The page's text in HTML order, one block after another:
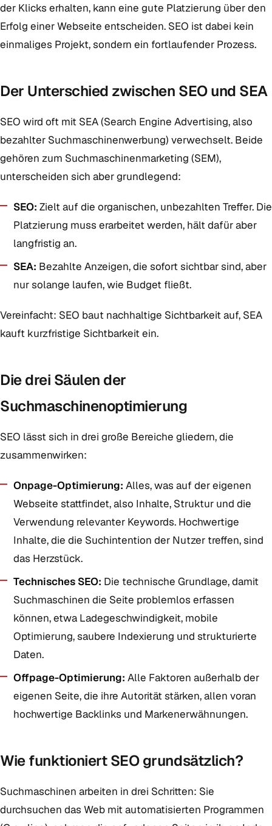
der Klicks erhalten, kann eine gute Platzierung über den
Erfolg einer Webseite entscheiden. SEO ist dabei kein
einmaliges Projekt, sondern ein fortlaufender Prozess.
Der Unterschied zwischen SEO und SEA
SEO wird oft mit SEA (Search Engine Advertising, also
bezahlter Suchmaschinenwerbung) verwechselt. Beide
gehören zum Suchmaschinenmarketing (SEM),
unterscheiden sich aber grundlegend:
SEO: Zielt auf die organischen, unbezahlten Treffer. Die
Platzierung muss erarbeitet werden, hält dafür aber
langfristig an.
SEA: Bezahlte Anzeigen, die sofort sichtbar sind, aber
nur solange laufen, wie Budget fließt.
Vereinfacht: SEO baut nachhaltige Sichtbarkeit auf, SEA
kauft kurzfristige Sichtbarkeit ein.
Die drei Säulen der
Suchmaschinenoptimierung
SEO lässt sich in drei große Bereiche gliedern, die
zusammenwirken:
Onpage-Optimierung: Alles, was auf der eigenen
Webseite stattfindet, also Inhalte, Struktur und die
Verwendung relevanter Keywords. Hochwertige
Inhalte, die die Suchintention der Nutzer treffen, sind
das Herzstück.
Technisches SEO: Die technische Grundlage, damit
Suchmaschinen die Seite problemlos erfassen
können, etwa Ladegeschwindigkeit, mobile
Optimierung, saubere Indexierung und strukturierte
Daten.
Offpage-Optimierung: Alle Faktoren außerhalb der
eigenen Seite, die ihre Autorität stärken, allen voran
hochwertige Backlinks und Markenerwähnungen.
Wie funktioniert SEO grundsätzlich?
Suchmaschinen arbeiten in drei Schritten: Sie
durchsuchen das Web mit automatisierten Programmen